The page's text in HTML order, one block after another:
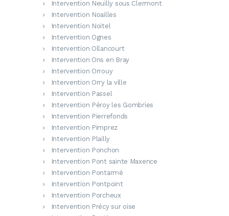
Intervention Neuilly sous Clermont
Intervention Noailles
Intervention Noitel
Intervention Ognes
Intervention Ollancourt
Intervention Ons en Bray
Intervention Orrouy
Intervention Orry la ville
Intervention Passel
Intervention Péroy les Gombries
Intervention Pierrefonds
Intervention Pimprez
Intervention Plailly
Intervention Ponchon
Intervention Pont sainte Maxence
Intervention Pontarmé
Intervention Pontpoint
Intervention Porcheux
Intervention Précy sur oise